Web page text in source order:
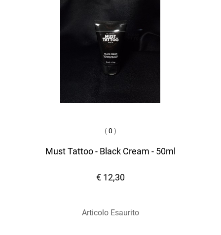
(0 )
Must Tattoo - Black Cream - 50ml
€ 12,30
Articolo Esaurito